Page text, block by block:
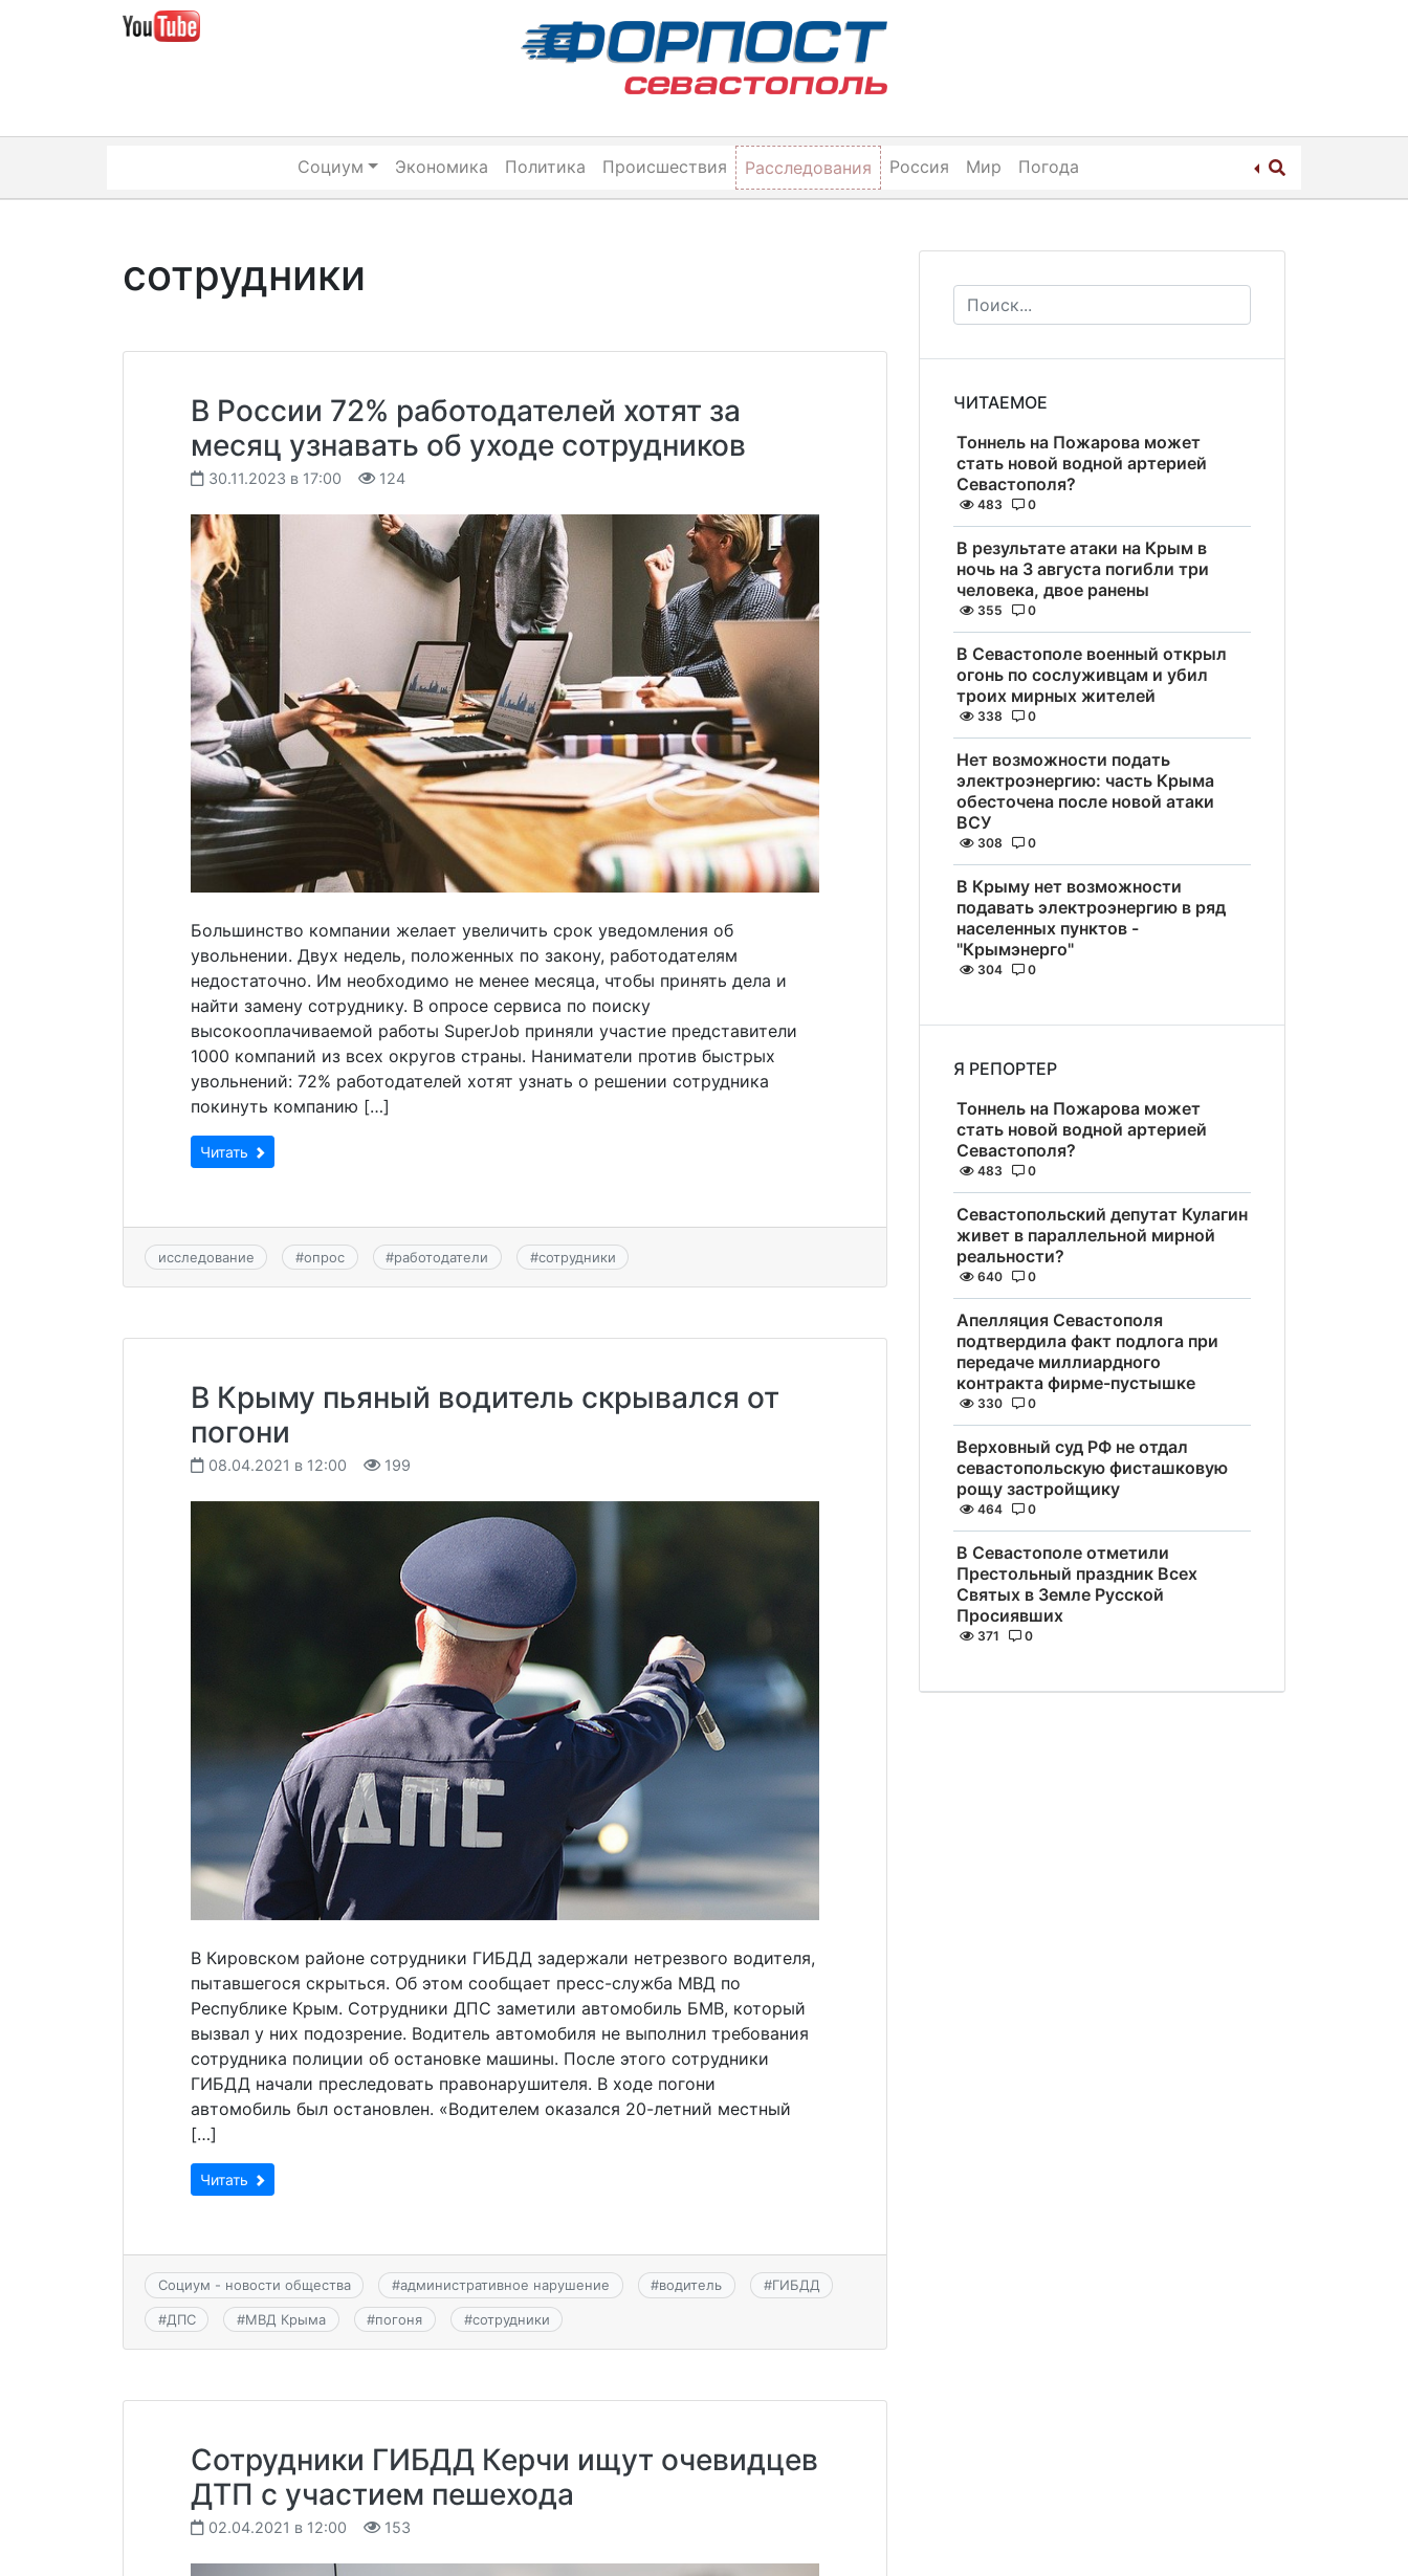
Социум Экономика Политика Происшествия Расследования Россия Мир Погода
сотрудники
В России 72% работодателей хотят за
месяц узнавать об уходе сотрудников
30.11.2023 в 17:00 124
Большинство компании желает увеличить срок уведомления об
увольнении. Двух недель, положенных по закону, работодателям
недостаточно. Им необходимо не менее месяца, чтобы принять дела и
найти замену сотруднику. В опросе сервиса по поиску
высокооплачиваемой работы SuperJob приняли участие представители
1000 компаний из всех округов страны. Наниматели против быстрых
увольнений: 72% работодателей хотят узнать о решении сотрудника
покинуть компанию […]
Читать
исследование #опрос #работодатели #сотрудники
В Крыму пьяный водитель скрывался от
погони
08.04.2021 в 12:00 199
В Кировском районе сотрудники ГИБДД задержали нетрезвого водителя,
пытавшегося скрыться. Об этом сообщает пресс-служба МВД по
Республике Крым. Сотрудники ДПС заметили автомобиль БМВ, который
вызвал у них подозрение. Водитель автомобиля не выполнил требования
сотрудника полиции об остановке машины. После этого сотрудники
ГИБДД начали преследовать правонарушителя. В ходе погони
автомобиль был остановлен. «Водителем оказался 20-летний местный
[…]
Читать
Социум - новости общества #административное нарушение #водитель #ГИБДД
#ДПС #МВД Крыма #погоня #сотрудники
Сотрудники ГИБДД Керчи ищут очевидцев
ДТП с участием пешехода
02.04.2021 в 12:00 153
ЧИТАЕМОЕ
Тоннель на Пожарова может
стать новой водной артерией
Севастополя?
483 0
В результате атаки на Крым в
ночь на 3 августа погибли три
человека, двое ранены
355 0
В Севастополе военный открыл
огонь по сослуживцам и убил
троих мирных жителей
338 0
Нет возможности подать
электроэнергию: часть Крыма
обесточена после новой атаки
ВСУ
308 0
В Крыму нет возможности
подавать электроэнергию в ряд
населенных пунктов -
"Крымэнерго"
304 0
Я РЕПОРТЕР
Тоннель на Пожарова может
стать новой водной артерией
Севастополя?
483 0
Севастопольский депутат Кулагин
живет в параллельной мирной
реальности?
640 0
Апелляция Севастополя
подтвердила факт подлога при
передаче миллиардного
контракта фирме-пустышке
330 0
Верховный суд РФ не отдал
севастопольскую фисташковую
рощу застройщику
464 0
В Севастополе отметили
Престольный праздник Всех
Святых в Земле Русской
Просиявших
371 0